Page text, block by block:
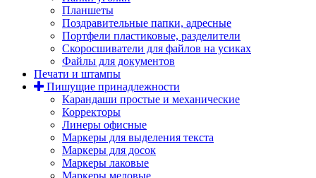
Планшеты
Поздравительные папки, адресные
Портфели пластиковые, разделители
Скоросшиватели для файлов на усиках
Файлы для документов
Печати и штампы
Пишущие принадлежности
Карандаши простые и механические
Корректоры
Линеры офисные
Маркеры для выделения текста
Маркеры для досок
Маркеры лаковые
Маркеры меловые